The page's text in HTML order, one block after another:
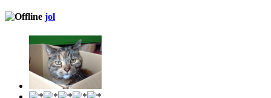
jol